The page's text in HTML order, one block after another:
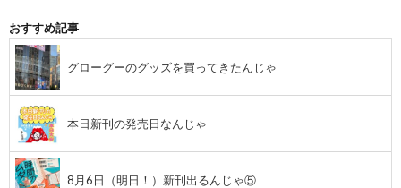
おすすめ記事
グローグーのグッズを買ってきたんじゃ
本日新刊の発売日なんじゃ
8月6日（明日！）新刊出るんじゃ⑤